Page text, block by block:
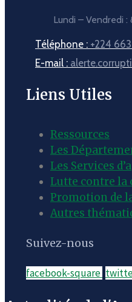
Lundi – Vendredi
Téléphone : +224
E-mail :
Liens Utiles
Ressources
Les
Les Services
Lutte contre la
Promotion de
Autres
Suivez-nous
facebook-square